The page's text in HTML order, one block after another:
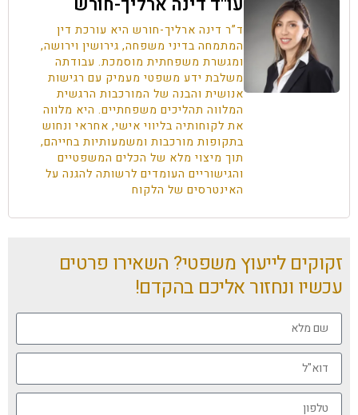
ד”ר דינה ארליך-חורש היא עורכת דין
המתמחה בדיני משפחה, גירושין וירושה,
ומגשרת משפחתית מוסמכת. עבודתה
משלבת ידע משפטי מעמיק עם רגישות
אנושית והבנה של המורכבות הרגשית
המלווה תהליכים משפחתיים. היא מלווה
את לקוחותיה בליווי אישי, אחראי ונחוש
בתקופות מורכבות ומשמעותיות בחייהם,
תוך מיצוי מלא של הכלים המשפטיים
והגישוריים העומדים לרשותה להגנה על
האינטרסים של הלקוח
זקוקים לייעוץ משפטי? השאירו פרטים
עכשיו ונחזור אליכם בהקדם!